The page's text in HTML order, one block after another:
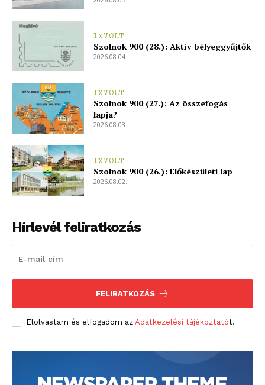
1XVOLT
Szolnok 900 (28.): Aktív bélyeggyűjtők
2026.08.04.
1XVOLT
Szolnok 900 (27.): Az összefogás
lapja?
2026.08.03.
1XVOLT
Szolnok 900 (26.): Előkészületi lap
2026.08.02.
Hírlevél feliratkozás
FELIRATKOZÁS
Elolvastam és elfogadom az Adatkezelési tájékoztatót.